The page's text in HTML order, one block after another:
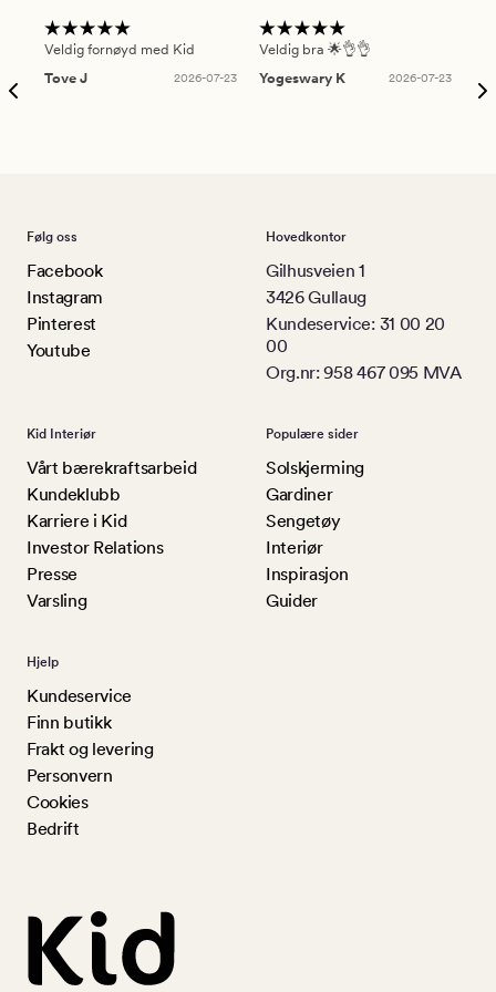
Veldig fornøyd med Kid
Tove J
2026-07-23
Veldig bra 🌟👌👌
Yogeswary K
2026-07-23
Følg oss
Facebook
Instagram
Pinterest
Youtube
Hovedkontor
Gilhusveien 1
3426 Gullaug
Kundeservice: 31 00 20
00
Org.nr: 958 467 095 MVA
Kid Interiør
Vårt bærekraftsarbeid
Kundeklubb
Karriere i Kid
Investor Relations
Presse
Varsling
Populære sider
Solskjerming
Gardiner
Sengetøy
Interiør
Inspirasjon
Guider
Hjelp
Kundeservice
Finn butikk
Frakt og levering
Personvern
Cookies
Bedrift